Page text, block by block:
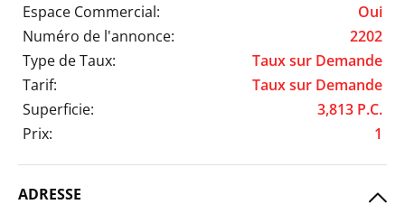
Espace Commercial:
Oui
Numéro de l'annonce:
2202
Type de Taux:
Taux sur Demande
Tarif:
Taux sur Demande
Superficie:
3,813 P.C.
Prix:
1
ADRESSE